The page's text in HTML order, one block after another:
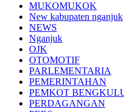
MUKOMUKOK
New kabupaten nganjuk
NEWS
Nganjuk
OJK
OTOMOTIF
PARLEMENTARIA
PEMERINTAHAN
PEMKOT
PERDAGANGAN